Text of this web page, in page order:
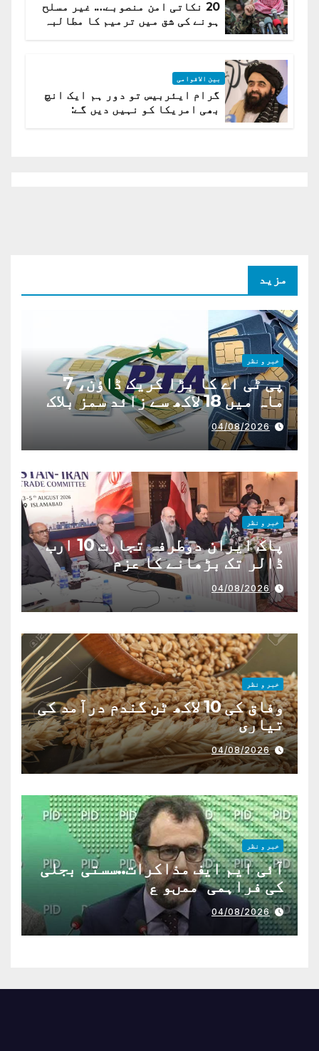
20 نکاتی امن منصوبے…. غیر مسلح
ہونے کی شق میں ترمیم کا مطالبہ
بین الاقوامی
گرام ایئربیس تو دور ہم ایک انچ
بھی امریکا کو نہیں دیں گے:
مزید
خبر و نظر
پی ٹی اے کا بڑا کریک ڈاؤن، 7
ماہ میں 18 لاکھ سے زائد سمز بلاک
04/08/2026
خبر و نظر
پاک ایران دوطرفہ تجارت 10 ارب
ڈالر تک بڑھانے کا عزم
04/08/2026
خبر و نظر
وفاق کی 10 لاکھ ٹن گندم درآمد کی
تیاری
04/08/2026
خبر و نظر
آئی ایم ایف مذاکرات..سستی بجلی
کی فراہمی ممںو ع
04/08/2026